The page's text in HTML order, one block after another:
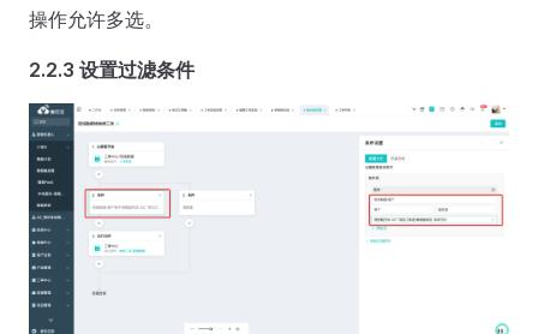
操作允许多选。
2.2.3 设置过滤条件